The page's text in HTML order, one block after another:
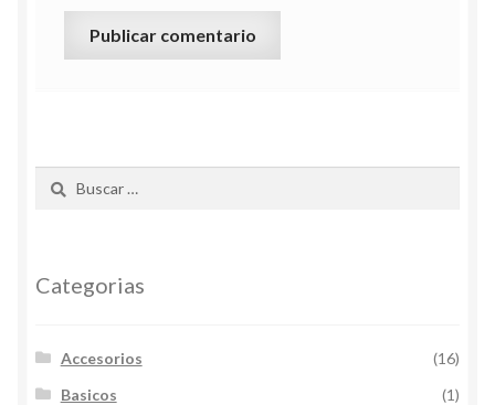
Categorias
Accesorios
(16)
Basicos
(1)